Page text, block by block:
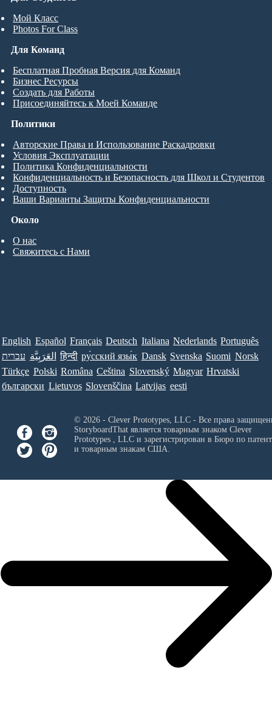
Мой Класс
Photos For Class
Для Команд
Бесплатная Пробная Версия для Команд
Бизнес Ресурсы
Создать для Работы
Присоединяйтесь к Моей Команде
Около
О нас
Свяжитесь с Нами
Политики
Авторские Права и Использование Раскадровки
Условия Эксплуатации
Политика Конфиденциальности
Конфиденциальность и Безопасность для Школ и Студентов
Доступность
Ваши Варианты Защиты Конфиденциальности
English Español Français Deutsch Italiana Nederlands Português
עברית العَرَبِيَّة हिन्दी ру́сский язы́к Dansk Svenska Suomi Norsk
Türkçe Polski Româna Ceština Slovenský Magyar Hrvatski
български Lietuvos Slovenščina Latvijas eesti
© 2026 - Clever Prototypes, LLC - Все права
StoryboardThat является товарным знаком Clever
Prototypes , LLCи зарегистрирован в Бюро по
и товарным знакам США.